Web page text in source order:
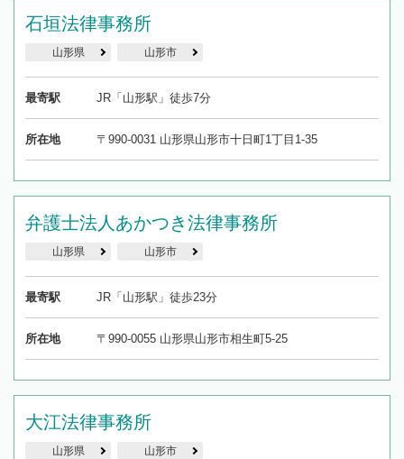
石垣法律事務所
山形県 山形市
最寄駅 JR「山形駅」徒歩7分
所在地 〒990-0031 山形県山形市十日町1丁目1-35
弁護士法人あかつき法律事務所
山形県 山形市
最寄駅 JR「山形駅」徒歩23分
所在地 〒990-0055 山形県山形市相生町5-25
大江法律事務所
山形県 山形市